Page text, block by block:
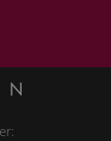
ein*